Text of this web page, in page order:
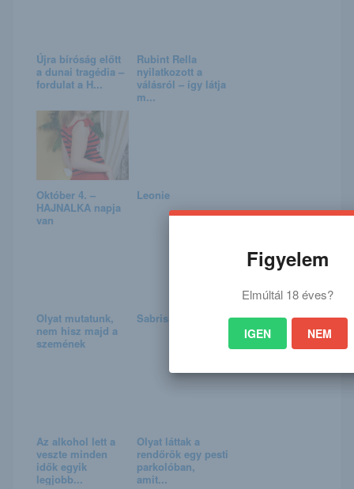
Újra bíróság előtt
a dunai tragédia –
fordulat a H...
Rubint Rella
nyilatkozott a
válásról – így látja
m...
Október 4. –
HAJNALKA napja
van
Leonie
Olyat mutatunk,
nem hisz majd a
szemének
Sabrisse
Az alkohol lett a
veszte minden
idők egyik
legjobb...
Olyat láttak a
rendőrök egy pesti
parkolóban,
amit...
Figyelem
Elmúltál 18 éves?
IGEN NEM